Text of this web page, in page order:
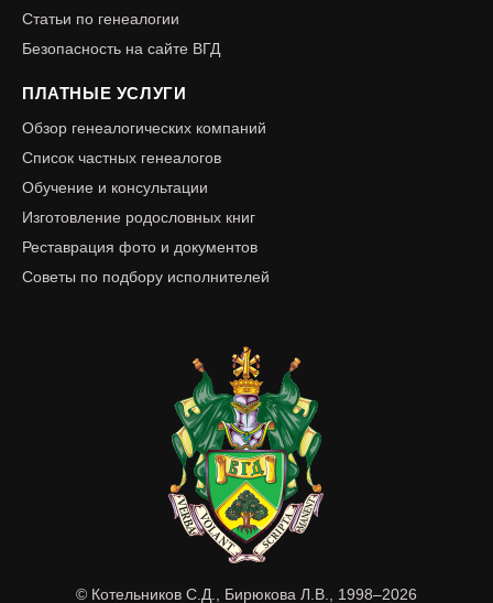
Статьи по генеалогии
Безопасность на сайте ВГД
ПЛАТНЫЕ УСЛУГИ
Обзор генеалогических компаний
Список частных генеалогов
Обучение и консультации
Изготовление родословных книг
Реставрация фото и документов
Советы по подбору исполнителей
© Котельников С.Д., Бирюкова Л.В., 1998–2026